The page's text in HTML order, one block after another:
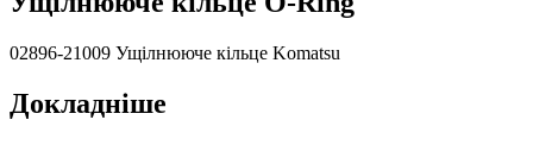
02896-21009 Ущілнююче кільце Komatsu
Докладніше